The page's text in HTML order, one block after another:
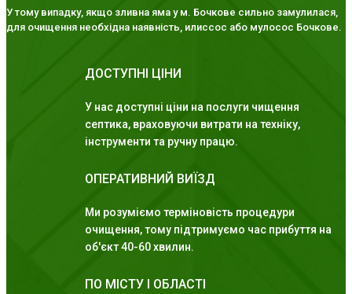
У тому випадку, якщо зливна яма у м. Бочкове сильно замулилася,
для очищення необхідна наявність, илиссос або мулосос Бочкове.
ДОСТУПНІ ЦІНИ
У нас доступні ціни на послуги чищення
септика, враховуючи витрати на техніку,
інструменти та ручну працю.
ОПЕРАТИВНИЙ ВИЇЗД
Ми розуміємо терміновість процедури
очищення, тому підтримуємо час прибуття на
об'єкт 40-60 хвилин.
ПО МІСТУ І ОБЛАСТІ